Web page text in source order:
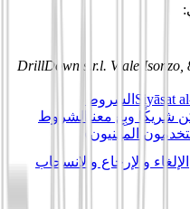
:
DrillDown s.r.l. Viale
Siyāsat الشروط
شريكًا وبِع معنا
الشروط
الإلغاء والإرجاع والانسحاب